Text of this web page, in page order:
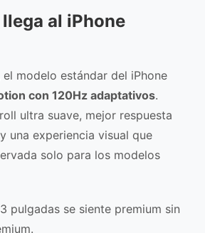
al iPhone
modelo estándar del iPhone
con 120Hz adaptativos.
ultra suave, mejor respuesta
una experiencia visual que
solo para los modelos
pulgadas se siente premium sin